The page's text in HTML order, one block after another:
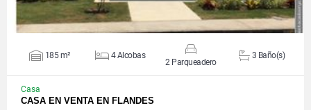
185 m² 4 Alcobas
2 Parqueadero
3 Baño(s)
Casa
CASA EN VENTA EN FLANDES